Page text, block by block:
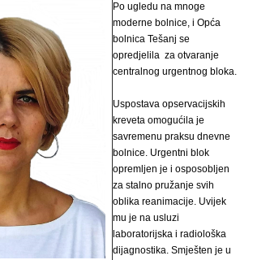
Po ugledu na mnoge
moderne bolnice, i Opća
bolnica Tešanj se
opredjelila za otvaranje
centralnog urgentnog bloka.
Uspostava opservacijskih
kreveta omogućila je
savremenu praksu dnevne
bolnice. Urgentni blok
opremljen je i osposobljen
za stalno pružanje svih
oblika reanimacije. Uvijek
mu je na usluzi
laboratorijska i radiološka
dijagnostika. Smješten je u